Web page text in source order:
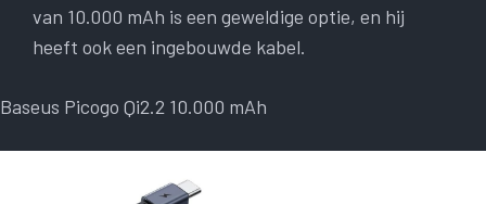
van 10.000 mAh is een geweldige optie, en hij
heeft ook een ingebouwde kabel.
Baseus Picogo Qi2.2 10.000 mAh